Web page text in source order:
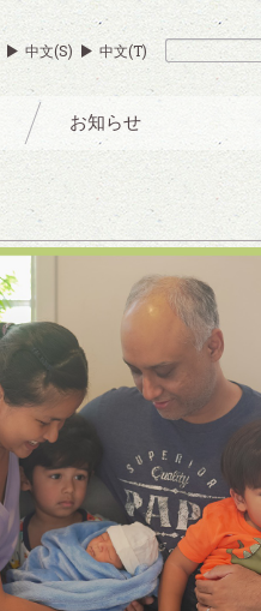
中文(S) 中文(T)
お知らせ